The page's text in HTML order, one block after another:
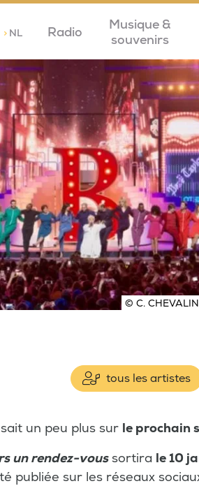
>NL Radio
Musique &
souvenirs
© C.
tous les artistes
un peu plus sur le prochain
un rendez-voussortira le 10
publiée sur les réseaux